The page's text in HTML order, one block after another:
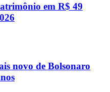
em R$ 49
novo de Bolsonaro